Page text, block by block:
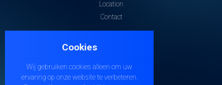
Location
Contact
Steenweg 32
+32 474 38 21 04
Cookies
Wij gebruiken cookies alleen om uw
ervaring op onze website te verbeteren.